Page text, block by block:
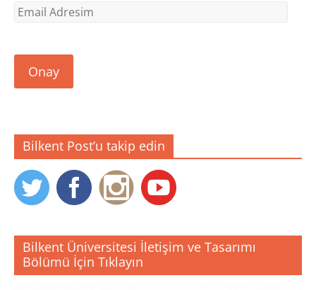
Email
Onay
Bilkent Post’u takip edin
Bilkent Üniversitesi İletişim ve Tasarımı
Bölümü İçin Tıklayın